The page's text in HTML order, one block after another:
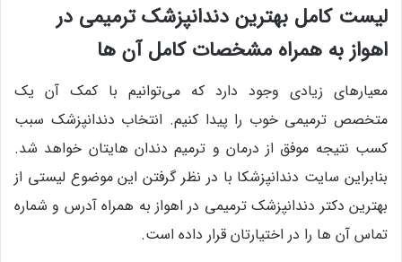
لیست کامل بهترین دندانپزشک ترمیمی در
اهواز به همراه مشخصات کامل آن ها
معیارهای زیادی وجود دارد که می‌توانیم با کمک آن یک
متخصص ترمیمی خوب را پیدا کنیم. انتخاب دندانپزشک سبب
کسب نتیجه موفق از درمان و ترمیم دندان هایتان خواهد شد.
بنابراین سایت دندانپزشکا با در نظر گرفتن این موضوع لیستی از
بهترین دکتر دندانپزشک ترمیمی در اهواز به همراه آدرس و شماره
تماس آن ها را در اختیارتان قرار داده است.